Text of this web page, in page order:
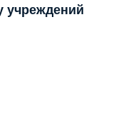
учреждений